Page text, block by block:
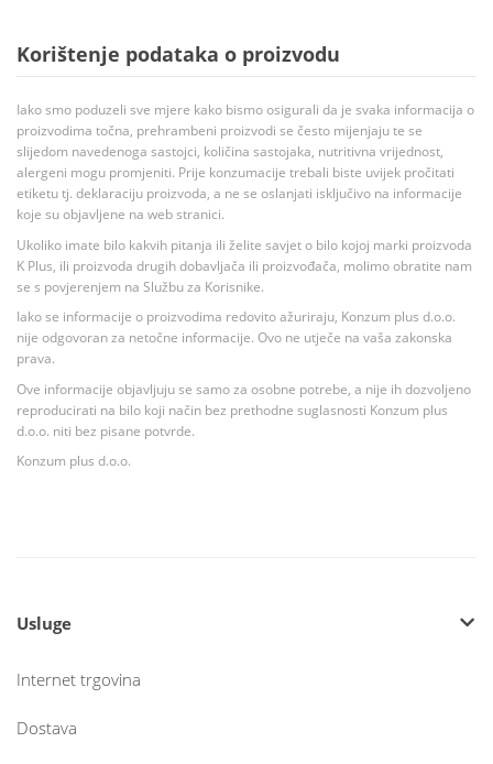
Korištenje podataka o proizvodu
Iako smo poduzeli sve mjere kako bismo osigurali da je svaka informacija o
proizvodima točna, prehrambeni proizvodi se često mijenjaju te se
slijedom navedenoga sastojci, količina sastojaka, nutritivna vrijednost,
alergeni mogu promjeniti. Prije konzumacije trebali biste uvijek pročitati
etiketu tj. deklaraciju proizvoda, a ne se oslanjati isključivo na informacije
koje su objavljene na web stranici.
Ukoliko imate bilo kakvih pitanja ili želite savjet o bilo kojoj marki proizvoda
K Plus, ili proizvoda drugih dobavljača ili proizvođača, molimo obratite nam
se s povjerenjem na Službu za Korisnike.
Iako se informacije o proizvodima redovito ažuriraju, Konzum plus d.o.o.
nije odgovoran za netočne informacije. Ovo ne utječe na vaša zakonska
prava.
Ove informacije objavljuju se samo za osobne potrebe, a nije ih dozvoljeno
reproducirati na bilo koji način bez prethodne suglasnosti Konzum plus
d.o.o. niti bez pisane potvrde.
Konzum plus d.o.o.
Usluge
Internet trgovina
Dostava